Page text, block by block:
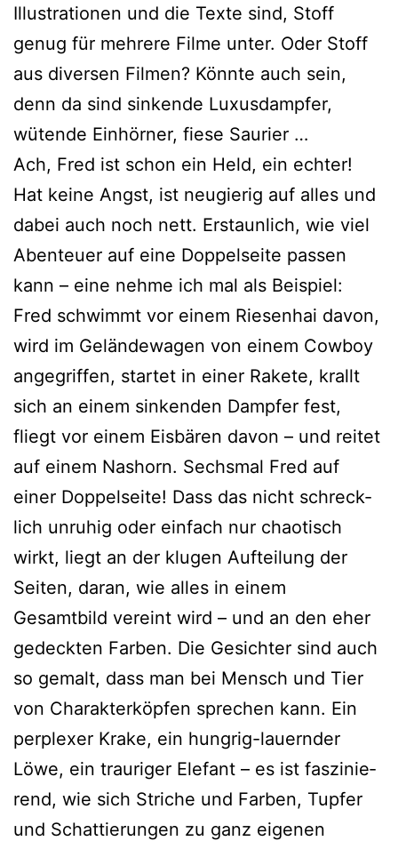
Illustrationen und die Texte sind, Stoff
genug für meh­re­re Filme unter. Oder Stoff
aus diver­sen Filmen? Könnte auch sein,
denn da sind sin­ken­de Luxusdampfer,
wüten­de Einhörner, fie­se Saurier …
Ach, Fred ist schon ein Held, ein ech­ter!
Hat kei­ne Angst, ist neu­gie­rig auf alles und
dabei auch noch nett. Erstaunlich, wie viel
Abenteuer auf eine Doppelseite pas­sen
kann – eine neh­me ich mal als Beispiel:
Fred schwimmt vor einem Riesenhai davon,
wird im Geländewagen von einem Cowboy
ange­grif­fen, star­tet in einer Rakete, krallt
sich an einem sin­ken­den Dampfer fest,
fliegt vor einem Eisbären davon – und rei­tet
auf einem Nashorn. Sechsmal Fred auf
einer Doppelseite! Dass das nicht schreck­
lich unru­hig oder ein­fach nur chao­tisch
wirkt, liegt an der klu­gen Aufteilung der
Seiten, dar­an, wie alles in einem
Gesamtbild ver­eint wird – und an den eher
gedeck­ten Farben. Die Gesichter sind auch
so gemalt, dass man bei Mensch und Tier
von Charakterköpfen spre­chen kann. Ein
per­ple­xer Krake, ein hung­rig-lau­ern­der
Löwe, ein trau­ri­ger Elefant – es ist fas­zi­nie­
rend, wie sich Striche und Farben, Tupfer
und Schattierungen zu ganz eige­nen